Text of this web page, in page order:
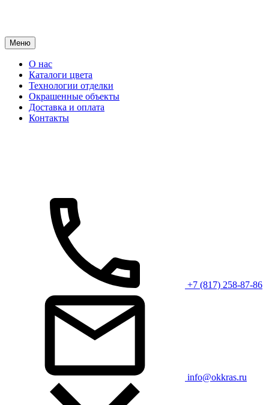
Меню
О нас
Каталоги цвета
Технологии отделки
Окрашенные объекты
Доставка и оплата
Контакты
+7 (817) 258-87-86
info@okkras.ru